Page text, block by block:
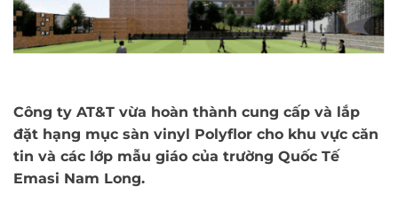
Công ty AT&T vừa hoàn thành cung cấp và lắp
đặt hạng mục sàn vinyl Polyflor cho khu vực căn
tin và các lớp mẫu giáo của trường Quốc Tế
Emasi Nam Long.